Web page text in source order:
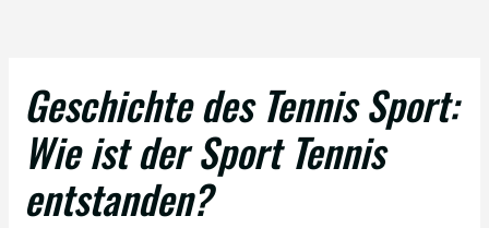
Geschichte des Tennis Sport:
Wie ist der Sport Tennis
entstanden?